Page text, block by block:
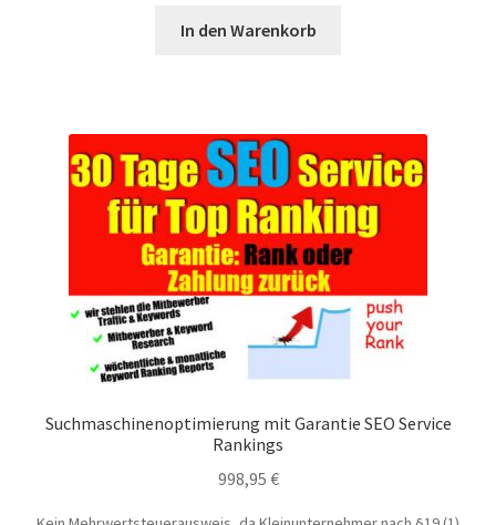
In den Warenkorb
Suchmaschinenoptimierung mit Garantie SEO Service
Rankings
998,95 €